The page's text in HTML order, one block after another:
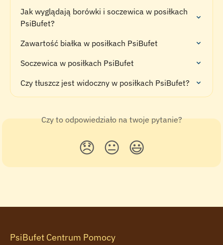
Jak wyglądają borówki i soczewica w posiłkach
PsiBufet?
Zawartość białka w posiłkach PsiBufet
Soczewica w posiłkach PsiBufet
Czy tłuszcz jest widoczny w posiłkach PsiBufet?
Czy to odpowiedziało na twoje pytanie?
😞 😐 😃
PsiBufet Centrum Pomocy